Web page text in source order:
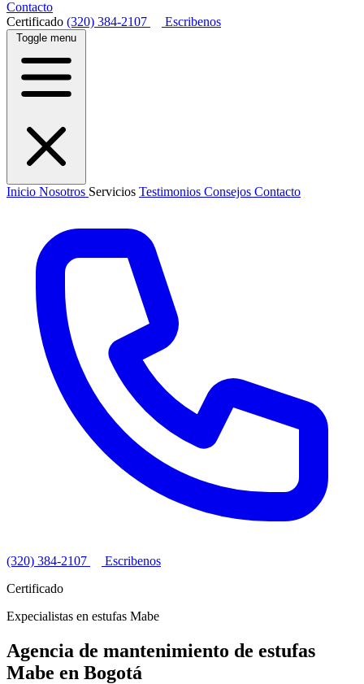
Contacto
Certificado (320) 384-2107 Escribenos
Toggle menu
Inicio Nosotros Servicios Testimonios Consejos Contacto
(320) 384-2107
Escribenos
Certificado
Expecialistas en estufas Mabe
Agencia de mantenimiento de estufas
Mabe en Bogotá